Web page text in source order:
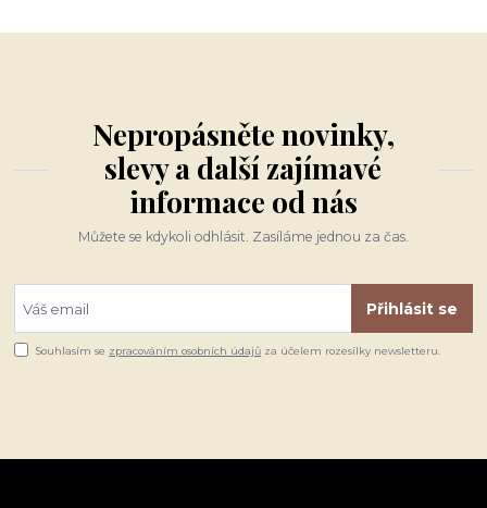
Nepropásněte novinky,
slevy a další zajímavé
informace od nás
Můžete se kdykoli odhlásit. Zasíláme jednou za čas.
Přihlásit se
Souhlasím se zpracováním osobních údajů za účelem rozesílky newsletteru.